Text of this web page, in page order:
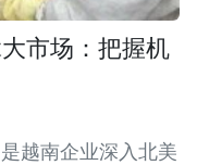
市场：把握机
越南企业深入北美